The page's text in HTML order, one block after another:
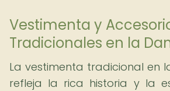
Vestimenta y
Tradicionales en la
La vestimenta tradicional en
refleja la rica historia y la